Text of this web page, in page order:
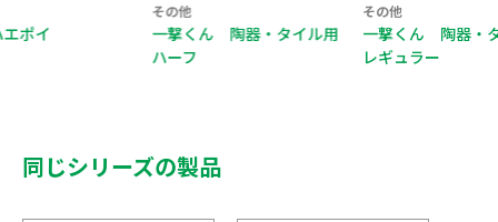
ポイ
その他
一撃くん 陶器・タイル用
ハーフ
その他
一撃くん 陶器・
レギュラー
同じシリーズの製品